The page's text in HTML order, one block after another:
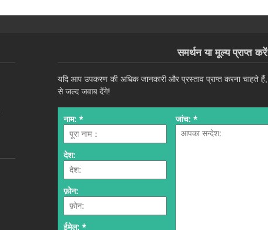
समर्थन या मूल्य प्राप्त
यदि आप उपकरण की अधिक जानकारी और प्रस्ताव प्राप्त करना
से जल्द जवाब देंगे!